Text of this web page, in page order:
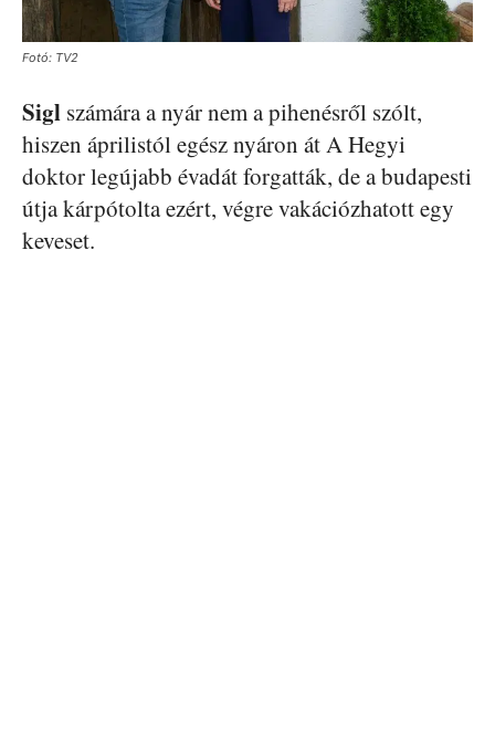
Fotó: TV2
Sigl számára a nyár nem a pihenésről szólt,
hiszen áprilistól egész nyáron át A Hegyi
doktor legújabb évadát forgatták, de a budapesti
útja kárpótolta ezért, végre vakációzhatott egy
keveset.